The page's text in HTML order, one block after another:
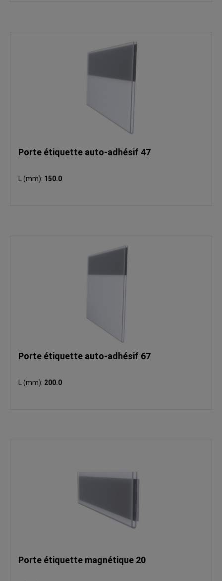
Porte étiquette auto-adhésif 47
L (mm): 150.0
Porte étiquette auto-adhésif 67
L (mm): 200.0
Porte étiquette magnétique 20